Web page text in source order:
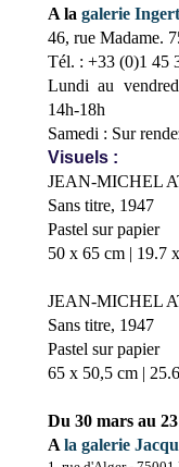
A la galerie Ingert
46, rue Madame.
Tél. : +33 (0)1 45
Lundi au
14h-18h
Samedi : Sur
Visuels :
JEAN-MICHEL
Sans titre, 1947
Pastel sur papier
50 x 65 cm | 19.7
JEAN-MICHEL
Sans titre, 1947
Pastel sur papier
65 x 50,5 cm |
Du 30 mars au
A la galerie